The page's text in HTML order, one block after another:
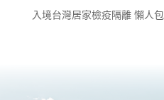
入境台灣居家檢疫隔離 懶人包